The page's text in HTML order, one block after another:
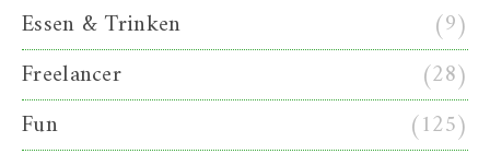
Essen & Trinken
(9)
Freelancer
(28)
Fun
(125)